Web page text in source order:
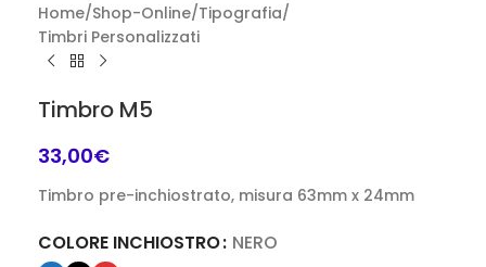
Home/Shop-Online/Tipografia/
Timbri Personalizzati
Timbro M5
33,00€
Timbro pre-inchiostrato, misura 63mm x 24mm
COLORE INCHIOSTRO NERO